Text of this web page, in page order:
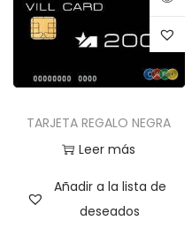
TARJETA REGALO NEGRA
Leer más
Añadir a la lista de
deseados